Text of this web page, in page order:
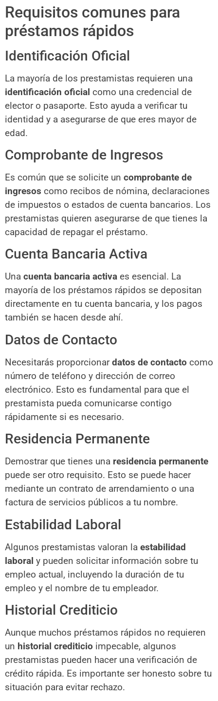
Requisitos comunes para
préstamos rápidos
Identificación Oficial
La mayoría de los prestamistas requieren una
identificación oficial como una credencial de
elector o pasaporte. Esto ayuda a verificar tu
identidad y a asegurarse de que eres mayor de
edad.
Comprobante de Ingresos
Es común que se solicite un comprobante de
ingresos como recibos de nómina, declaraciones
de impuestos o estados de cuenta bancarios. Los
prestamistas quieren asegurarse de que tienes la
capacidad de repagar el préstamo.
Cuenta Bancaria Activa
Una cuenta bancaria activa es esencial. La
mayoría de los préstamos rápidos se depositan
directamente en tu cuenta bancaria, y los pagos
también se hacen desde ahí.
Datos de Contacto
Necesitarás proporcionardatos de contacto como
número de teléfono y dirección de correo
electrónico. Esto es fundamental para que el
prestamista pueda comunicarse contigo
rápidamente si es necesario.
Residencia Permanente
Demostrar que tienes una residencia permanente
puede ser otro requisito. Esto se puede hacer
mediante un contrato de arrendamiento o una
factura de servicios públicos a tu nombre.
Estabilidad Laboral
Algunos prestamistas valoran la estabilidad
laboral y pueden solicitar información sobre tu
empleo actual, incluyendo la duración de tu
empleo y el nombre de tu empleador.
Historial Crediticio
Aunque muchos préstamos rápidos no requieren
un historial crediticio impecable, algunos
prestamistas pueden hacer una verificación de
crédito rápida. Es importante ser honesto sobre tu
situación para evitar rechazo.